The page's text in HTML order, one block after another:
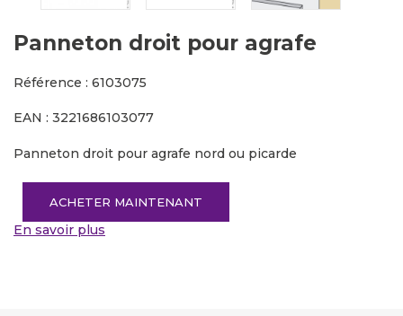
Panneton droit pour agrafe
Référence : 6103075
EAN : 3221686103077
Panneton droit pour agrafe nord ou picarde
ACHETER MAINTENANT
En savoir plus